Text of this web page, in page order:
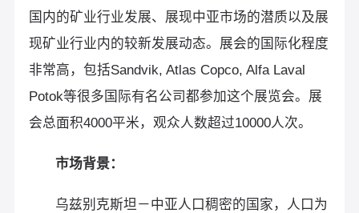
国内的矿业行业发展、展现中亚市场的潜质以及展
现矿业行业内的较新发展动态。展会的国际化程度
非常高，包括Sandvik, Atlas Copco, Alfa Laval
Potok等很多国际有名公司都参加这个展览会。展
会总面积4000平米，观众人数超过10000人次。
市场背景：
乌兹别克斯坦－中亚人口稠密的国家，人口为